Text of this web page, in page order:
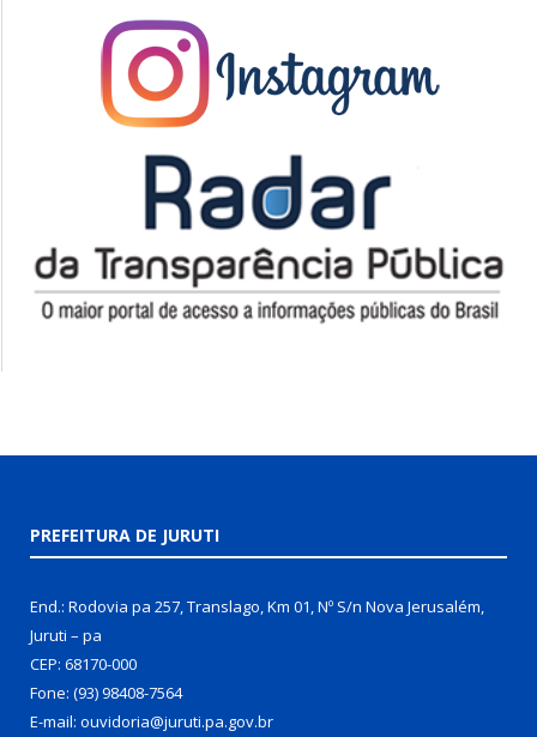
PREFEITURA DE JURUTI
End.: Rodovia pa 257, Translago, Km 01, Nº S/n Nova Jerusalém,
Juruti – pa
CEP: 68170-000
Fone: (93) 98408-7564
E-mail: ouvidoria@juruti.pa.gov.br